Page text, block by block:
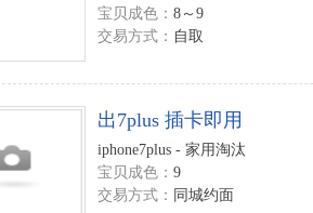
宝贝成色： 8～9
交易方式： 自取
出7plus 插卡即用
iphone7plus - 家用淘汰
宝贝成色： 9
交易方式： 同城约面